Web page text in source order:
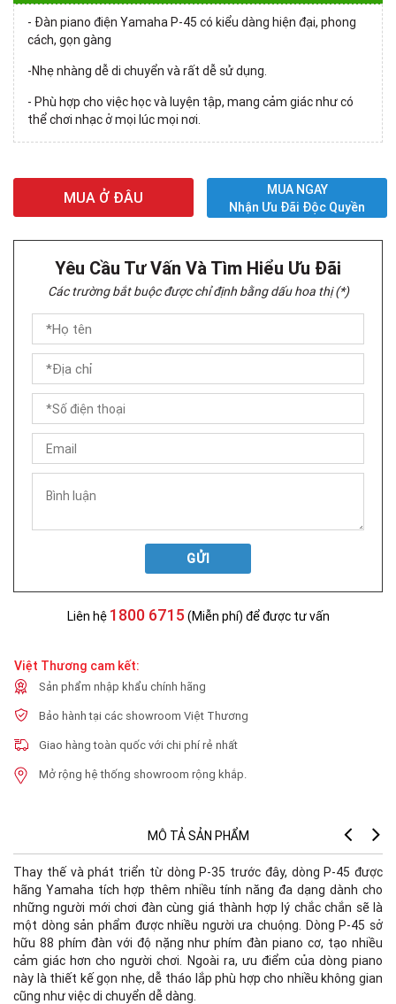
- Đàn piano điện Yamaha P-45 có kiểu dàng hiện đại, phong
cách, gọn gàng
-Nhẹ nhàng dễ di chuyển và rất dễ sử dụng.
- Phù hợp cho việc học và luyện tập, mang cảm giác như có
thể chơi nhạc ở mọi lúc mọi nơi.
MUA Ở ĐÂU
MUA NGAY
Nhận Ưu Đãi Độc Quyền
Yêu Cầu Tư Vấn Và Tìm Hiểu Ưu Đãi
Các trường bắt buộc được chỉ định bằng dấu hoa thị (*)
GỬI
Liên hệ 1800 6715 (Miễn phí) để được tư vấn
Việt Thương cam kết:
Sản phẩm nhập khẩu chính hãng
Bảo hành tại các showroom Việt Thương
Giao hàng toàn quốc với chi phí rẻ nhất
Mở rộng hệ thống showroom rộng khắp.
MÔ TẢ SẢN PHẨM
Thay thế và phát triển từ dòng P-35 trước đây, dòng P-45 được
hãng Yamaha tích hợp thêm nhiều tính năng đa dạng dành cho
những người mới chơi đàn cùng giá thành hợp lý chắc chắn sẽ là
một dòng sản phẩm được nhiều người ưa chuộng. Dòng P-45 sở
hữu 88 phím đàn với độ nặng như phím đàn piano cơ, tạo nhiều
cảm giác hơn cho người chơi. Ngoài ra, ưu điểm của dòng piano
này là thiết kế gọn nhẹ, dễ tháo lắp phù hợp cho nhiều không gian
cũng như việc di chuyển dễ dàng.